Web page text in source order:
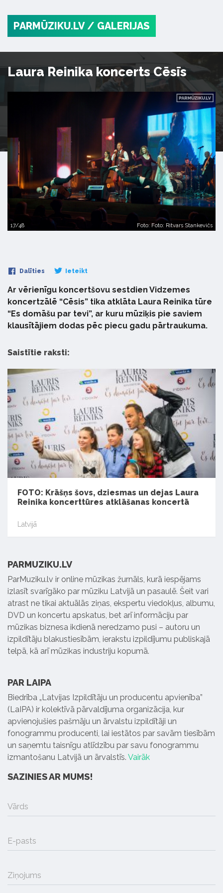
PARMŪZIKU.LV / GALERIJAS
Laura Reinika koncerts Cēsīs
17/48 Foto: Foto: Ritvars Stankevičs
Dalīties Ieteikt
Ar vērienīgu koncertšovu sestdien Vidzemes
koncertzālē “Cēsis” tika atklāta Laura Reinika tūre
“Es domāšu par tevi”, ar kuru mūziķis pie saviem
klausītājiem dodas pēc piecu gadu pārtraukuma.
Saistītie raksti:
FOTO: Krāšņs šovs, dziesmas un dejas Laura
Reinika koncerttūres atklāšanas koncertā
Latvijā
PARMUZIKU.LV
ParMuziku.lv ir online mūzikas žurnāls, kurā iespējams
izlasīt svarīgāko par mūziku Latvijā un pasaulē. Šeit vari
atrast ne tikai aktuālās ziņas, ekspertu viedokļus, albumu,
DVD un koncertu apskatus, bet arī informāciju par
mūzikas biznesa ikdienā neredzamo pusi – autoru un
izpildītāju blakustiesībām, ierakstu izpildījumu publiskajā
telpā, kā arī mūzikas industriju kopumā.
PAR LAIPA
Biedrība „Latvijas Izpildītāju un producentu apvienība”
(LaIPA) ir kolektīvā pārvaldījuma organizācija, kur
apvienojušies pašmāju un ārvalstu izpildītāji un
fonogrammu producenti, lai iestātos par savām tiesībām
un saņemtu taisnīgu atlīdzību par savu fonogrammu
izmantošanu Latvijā un ārvalstīs. Vairāk
SAZINIES AR MUMS!
Vārds
E-pasts
Ziņojums